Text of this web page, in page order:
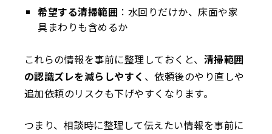
希望する清掃範囲 ：水回りだけか、床面や家
具まわりも含めるか
これらの情報を事前に整理しておくと、 清掃範囲
の認識ズレを減らしやすく 、依頼後のやり直しや
追加依頼のリスクも下げやすくなります。
つまり、相談時に整理して伝えたい情報を事前に